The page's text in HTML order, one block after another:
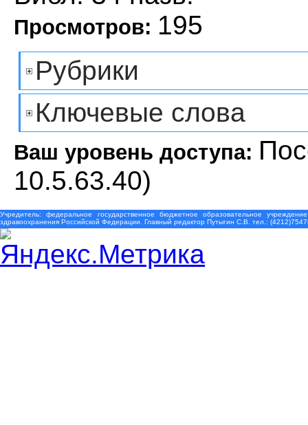
Просмотров: 195
Рубрики
Ключевые слова
Ваш уровень доступа:
10.5.63.40)
Учредитель: федеральное государственное бюджетное образовательное
здравоохранения Российской Федерации. Главный редактор Путыгин С.В. тел.: